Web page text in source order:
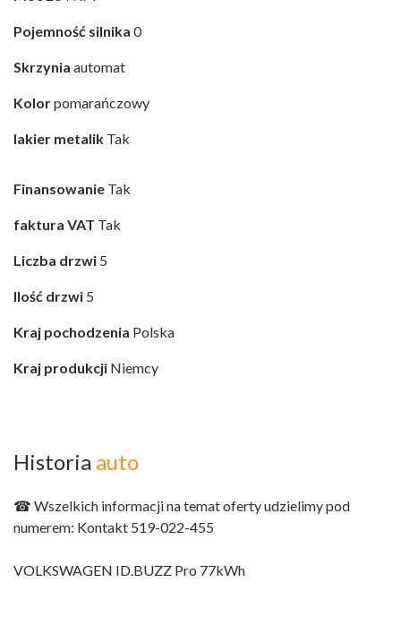
Pojemność silnika 0
Skrzynia automat
Kolorpomarańczowy
lakier metalik Tak
Finansowanie Tak
faktura VAT Tak
Liczba drzwi 5
Ilość drzwi 5
Kraj pochodzenia Polska
Kraj produkcji Niemcy
Historia auto
☎ Wszelkich informacji na temat oferty udzielimy pod
numerem: Kontakt 519-022-455
VOLKSWAGEN ID.BUZZ Pro 77kWh